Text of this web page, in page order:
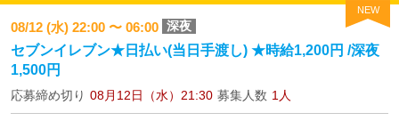
NEW
08/12 (水) 22:00 〜 06:00 深夜
セブンイレブン★日払い(当日手渡し) ★時給1,200円 /深夜
1,500円
応募締め切り 08月12日（水）21:30 募集人数 1人